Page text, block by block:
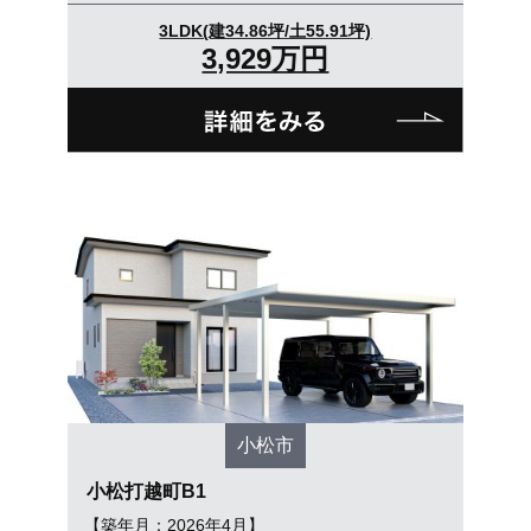
3LDK(建34.86坪/土55.91坪)
3,929万円
小松市
小松打越町B1
【築年月：2026年4月】